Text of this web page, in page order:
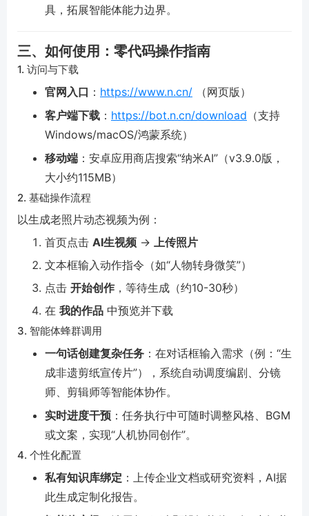
具，拓展智能体能力边界。
三、如何使用：零代码操作指南
1. 访问与下载
官网入口 ： https://www.n.cn/ （网页版）
客户端下载 ： https://bot.n.cn/download （支持
Windows/macOS/鸿蒙系统）
移动端 ：安卓应用商店搜索“纳米AI”（v3.9.0版，
大小约115MB）
2. 基础操作流程
以生成老照片动态视频为例：
首页点击 AI生视频 →
上传照片
文本框输入动作指令（如“人物转身微笑”）
点击 开始创作 ，等待生成（约10-30秒）
在 我的作品 中预览并下载
3. 智能体蜂群调用
一句话创建复杂任务 ：在对话框输入需求（例：“生
成非遗剪纸宣传片”），系统自动调度编剧、分镜
师、剪辑师等智能体协作。
实时进度干预 ：任务执行中可随时调整风格、BGM
或文案，实现“人机协同创作”。
4. 个性化配置
私有知识库绑定 ：上传企业文档或研究资料，AI据
此生成定制化报告。